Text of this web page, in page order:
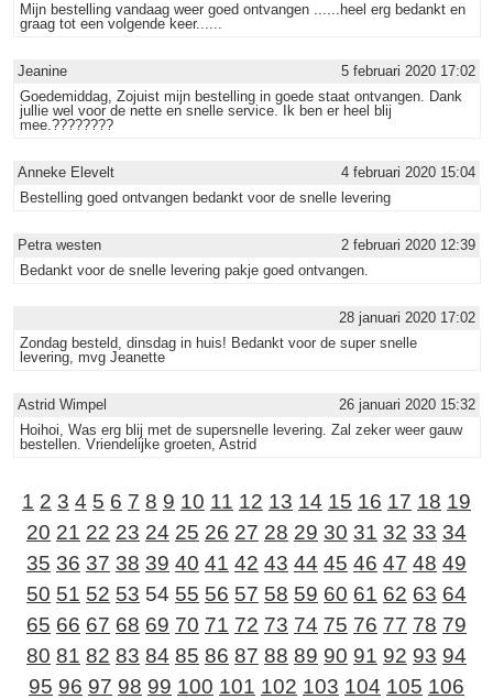
Mijn bestelling vandaag weer goed ontvangen ......heel erg bedankt en
graag tot een volgende keer......
Jeanine
5 februari 2020 17:02
Goedemiddag, Zojuist mijn bestelling in goede staat ontvangen. Dank
jullie wel voor de nette en snelle service. Ik ben er heel blij
mee.????????
Anneke Elevelt
4 februari 2020 15:04
Bestelling goed ontvangen bedankt voor de snelle levering
Petra westen
2 februari 2020 12:39
Bedankt voor de snelle levering pakje goed ontvangen.
28 januari 2020 17:02
Zondag besteld, dinsdag in huis! Bedankt voor de super snelle
levering, mvg Jeanette
Astrid Wimpel
26 januari 2020 15:32
Hoihoi, Was erg blij met de supersnelle levering. Zal zeker weer gauw
bestellen. Vriendelijke groeten, Astrid
1 2 3 4 5 6 7 8 9 10 11 12 13 14 15 16 17 18 19
20 21 22 23 24 25 26 27 28 29 30 31 32 33 34
35 36 37 38 39 40 41 42 43 44 45 46 47 48 49
50 51 52 53 54 55 56 57 58 59 60 61 62 63 64
65 66 67 68 69 70 71 72 73 74 75 76 77 78 79
80 81 82 83 84 85 86 87 88 89 90 91 92 93 94
95 96 97 98 99 100 101 102 103 104 105 106